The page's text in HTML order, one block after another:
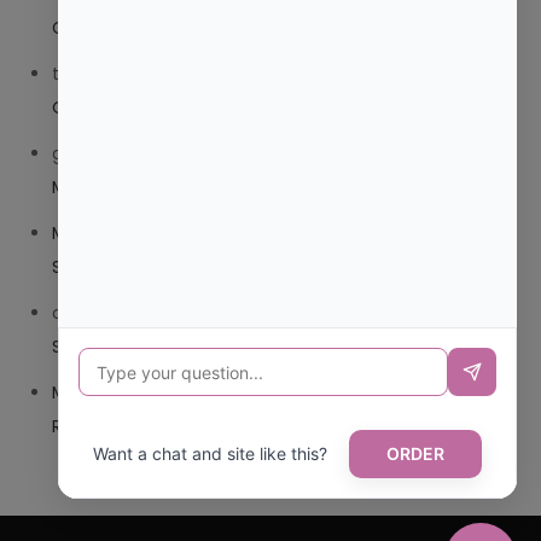
COMPUESTO O TRIBEDOCE DX?
trolls_pipis
O TRIBEDOCE DX?
giovannaservin220
MUNICIPIO?
Mariana Pozo
SANITARIA CANARIA?
carmenharacil
SANITARIA CANARIA?
Mariana Pozoen¿CUAL ES CODIGO POSTAL DE
REPUBLICA DOMINICANA?
Want a chat and site like this? ORDER